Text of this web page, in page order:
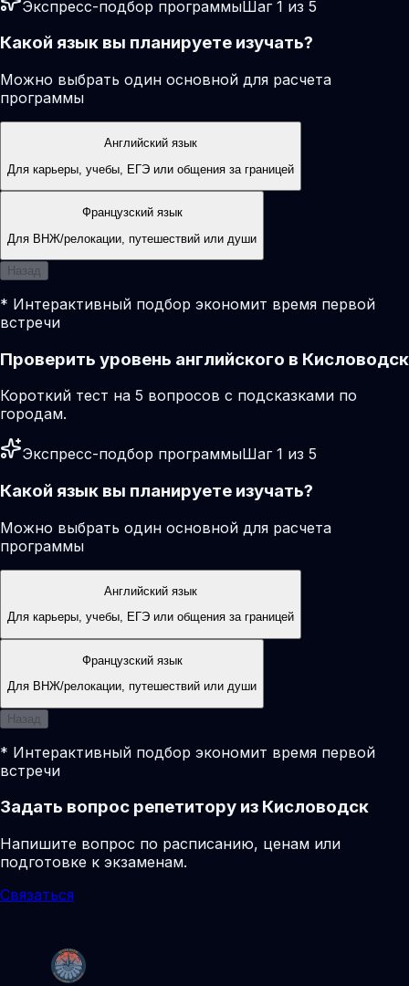
Экспресс-подбор программыШаг 1 из 5
Какой язык вы планируете изучать?
Можно выбрать один основной для расчета
программы
Английский язык
Для карьеры, учебы, ЕГЭ или общения за границей
Французский язык
Для ВНЖ/релокации, путешествий или души
Назад
* Интерактивный подбор экономит время первой
встречи
Проверить уровень английского в Кисловодск
Короткий тест на 5 вопросов с подсказками по
городам.
Экспресс-подбор программыШаг 1 из 5
Какой язык вы планируете изучать?
Можно выбрать один основной для расчета
программы
Английский язык
Для карьеры, учебы, ЕГЭ или общения за границей
Французский язык
Для ВНЖ/релокации, путешествий или души
Назад
* Интерактивный подбор экономит время первой
встречи
Задать вопрос репетитору из Кисловодск
Напишите вопрос по расписанию, ценам или
подготовке к экзаменам.
Связаться